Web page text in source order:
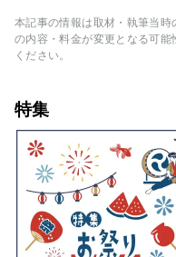
われる絶景が数
い神戸ブラ
に包まれ心
島・鳴門の
に各地で
な音など、
ハーブ園や
花々の優し
あ、「視
を刺激する
本記事の情報は取材・執筆当
の内容・料金が変更となる可
ください。
特集